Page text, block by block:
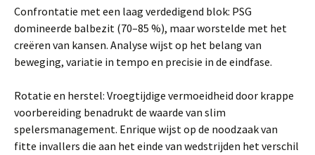
Confrontatie met een laag verdedigend blok: PSG
domineerde balbezit (70–85 %), maar worstelde met het
creëren van kansen. Analyse wijst op het belang van
beweging, variatie in tempo en precisie in de eindfase.
Rotatie en herstel: Vroegtijdige vermoeidheid door krappe
voorbereiding benadrukt de waarde van slim
spelersmanagement. Enrique wijst op de noodzaak van
fitte invallers die aan het einde van wedstrijden het verschil